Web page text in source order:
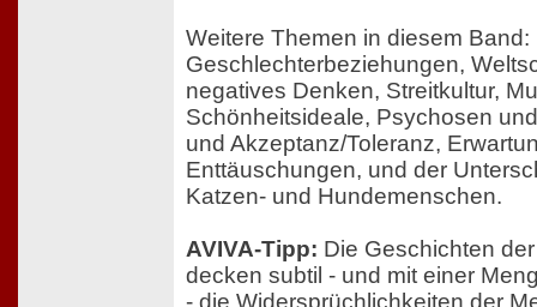
Weitere Themen in diesem
Geschlechterbeziehungen,
negatives Denken, Streitkultur,
Schönheitsideale, Psychosen
und Akzeptanz/Toleranz,
Enttäuschungen, und der
Katzen- und Hundemenschen.
AVIVA-Tipp: Die Geschichten
decken subtil - und mit einer